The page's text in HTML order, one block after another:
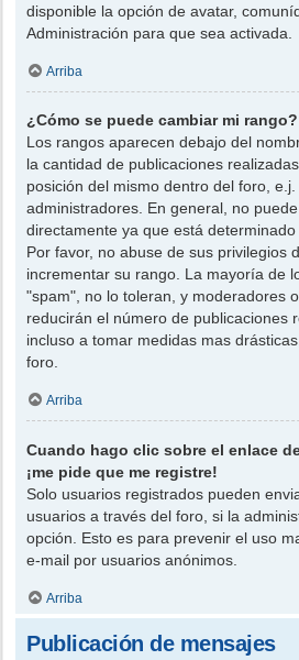
disponible la opción de avatar,
Administración para que sea activada.
Arriba
¿Cómo se puede cambiar mi rango?
Los rangos aparecen debajo del
la cantidad de publicaciones
posición del mismo dentro del foro,
administradores. En general, no
directamente ya que está determinado
Por favor, no abuse de sus privilegios
incrementar su rango. La mayoría de
"spam", no lo toleran, y moderadores
reducirán el número de publicaciones
incluso a tomar medidas mas
foro.
Arriba
Cuando hago clic sobre el enlace
¡me pide que me registre!
Solo usuarios registrados pueden
usuarios a través del foro, si la
opción. Esto es para prevenir el uso
e-mail por usuarios anónimos.
Arriba
Publicación de mensajes